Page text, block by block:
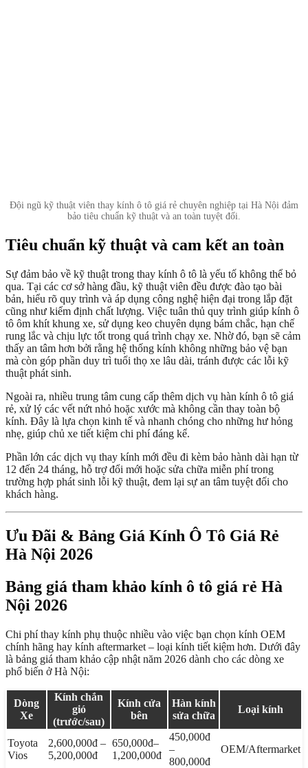
Đội ngũ kỹ thuật viên thay kính ô tô giá rẻ chuyên nghiệp tại Hà Nội đảm
bảo tiêu chuẩn kỹ thuật và an toàn tuyệt đối.
Tiêu chuẩn kỹ thuật và cam kết an toàn
Sự đảm bảo về kỹ thuật trong thay kính ô tô là yếu tố không thể bỏ
qua. Tại các cơ sở hàng đầu, kỹ thuật viên đều được đào tạo bài
bản, hiểu rõ quy trình và áp dụng công nghệ hiện đại trong lắp đặt
cũng như kiểm định chất lượng. Việc tuân thủ quy trình giúp kính ô
tô ôm khít khung xe, sử dụng keo chuyên dụng bám chắc, hạn chế
rung lắc và chịu lực tốt trong quá trình chạy xe. Nhờ đó, bạn sẽ cảm
thấy an tâm hơn bởi rằng hệ thống kính không những bảo vệ bạn
mà còn góp phần duy trì tuổi thọ xe lâu dài, tránh được các lỗi kỹ
thuật phát sinh.
Ngoài ra, nhiều trung tâm cung cấp thêm dịch vụ hàn kính ô tô giá
rẻ, xử lý các vết nứt nhỏ hoặc xước mà không cần thay toàn bộ
kính. Đây là lựa chọn kinh tế và nhanh chóng cho những hư hỏng
nhẹ, giúp chủ xe tiết kiệm chi phí đáng kể.
Phần lớn các dịch vụ thay kính mới đều đi kèm bảo hành dài hạn từ
12 đến 24 tháng, hỗ trợ đổi mới hoặc sửa chữa miễn phí trong
trường hợp phát sinh lỗi kỹ thuật, đem lại sự an tâm tuyệt đối cho
khách hàng.
Ưu Đãi & Bảng Giá Kính Ô Tô Giá Rẻ
Hà Nội 2026
Bảng giá tham khảo kính ô tô giá rẻ Hà
Nội 2026
Chi phí thay kính phụ thuộc nhiều vào việc bạn chọn kính OEM
chính hãng hay kính aftermarket – loại kính tiết kiệm hơn. Dưới đây
là bảng giá tham khảo cập nhật năm 2026 dành cho các dòng xe
phổ biến ở Hà Nội:
Dòng
Xe
Kính chắn
gió
(trước/sau)
Kính cửa
bên
Hàn kính
sửa chữa
Loại kính
Toyota
Vios
2,600,000đ –
5,200,000đ
650,000đ–
1,200,000đ
450,000đ
–
800,000đ
OEM/Aftermarket